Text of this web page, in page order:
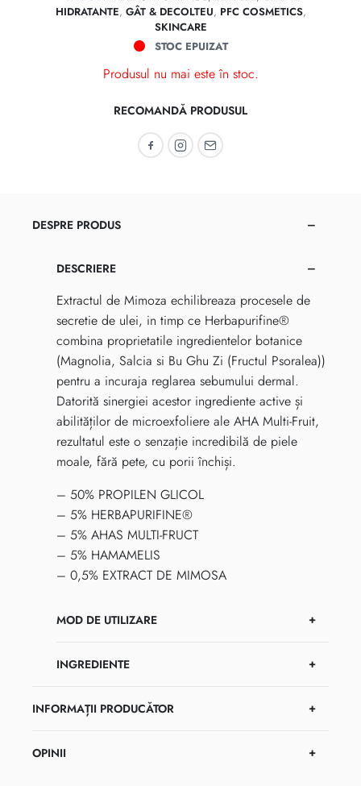
HIDRATANTE, GÂT & DECOLTEU, PFC COSMETICS,
SKINCARE
STOC EPUIZAT
Produsul nu mai este în stoc.
RECOMANDĂ PRODUSUL
Recomandă pe Facebook
Recomandă pe Instagram
Recomandă prin email
DESPRE PRODUS
DESCRIERE
Extractul de Mimoza echilibreaza procesele de
secretie de ulei, in timp ce Herbapurifine®
combina proprietatile ingredientelor botanice
(Magnolia, Salcia si Bu Ghu Zi (Fructul Psoralea))
pentru a incuraja reglarea sebumului dermal.
Datorită sinergiei acestor ingrediente active și
abilităților de microexfoliere ale AHA Multi-Fruit,
rezultatul este o senzație incredibilă de piele
moale, fără pete, cu porii închiși.
– 50% PROPILEN GLICOL
– 5% HERBAPURIFINE®
– 5% AHAS MULTI-FRUCT
– 5% HAMAMELIS
– 0,5% EXTRACT DE MIMOSA
MOD DE UTILIZARE
INGREDIENTE
INFORMAȚII PRODUCĂTOR
OPINII